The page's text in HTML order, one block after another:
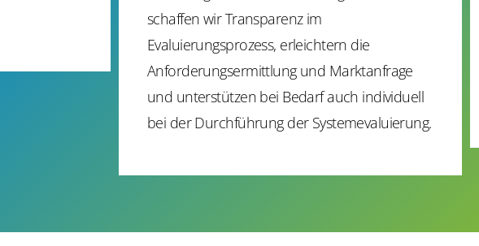
schaffen wir Transparenz im
Evaluierungsprozess, erleichtern die
Anforderungsermittlung und Marktanfrage
und unterstützen bei Bedarf auch individuell
bei der Durchführung der Systemevaluierung.